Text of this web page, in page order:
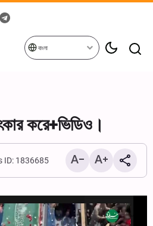
বাংলা
করে+ভিডিও।
ID: 1836685